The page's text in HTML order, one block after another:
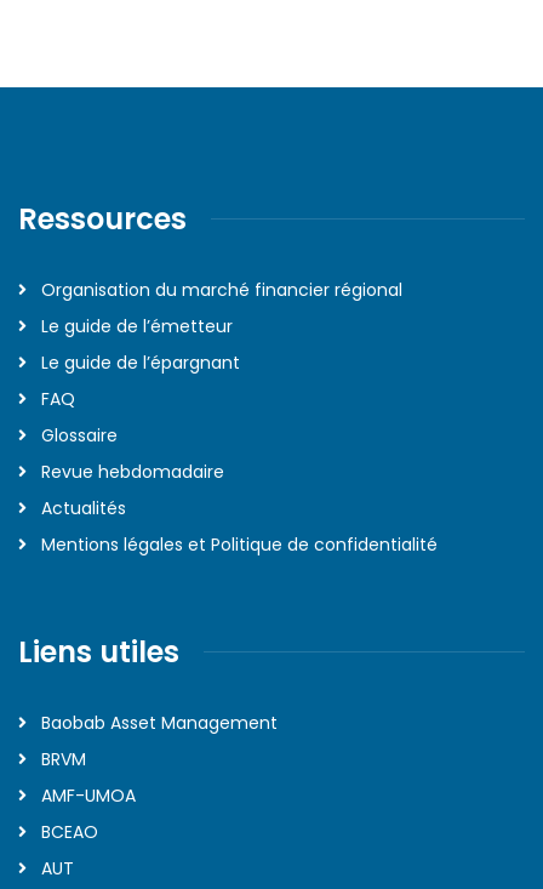
Ressources
Organisation du marché financier régional
Le guide de l’émetteur
Le guide de l’épargnant
FAQ
Glossaire
Revue hebdomadaire
Actualités
Mentions légales et Politique de confidentialité
Liens utiles
Baobab Asset Management
BRVM
AMF-UMOA
BCEAO
AUT